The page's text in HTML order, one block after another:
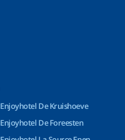
Enjoyhotel De Kruishoeve
Enjoyhotel De Foreesten